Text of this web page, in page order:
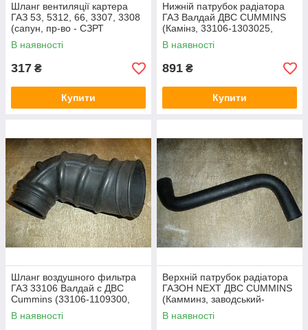
Шланг вентиляції картера
ГАЗ 53, 5312, 66, 3307, 3308
(сапун, пр-во - СЗРТ
Оригінал)
В наявності
317 ₴
Купити
Нижній патрубок радіатора
ГАЗ Валдай ДВС CUMMINS
(Камінз, 33106-1303025,
заводський-Оригінал)
В наявності
891 ₴
Купити
Шланг воздушного фильтра
ГАЗ 33106 Валдай с ДВС
Cummins (33106-1109300,
пр-во - Оригінал)
В наявності
Верхній патрубок радіатора
ГАЗОН NEXT ДВС CUMMINS
(Камминз, заводський-
Оригінал)
В наявності